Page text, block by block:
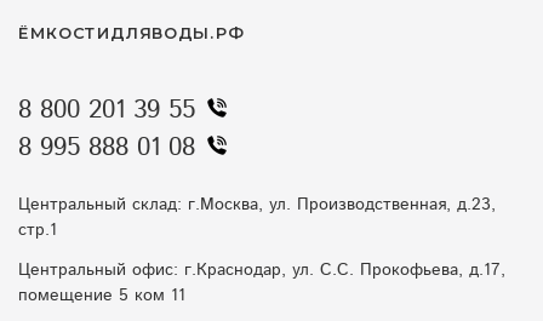
ЁМКОСТИДЛЯВОДЫ.РФ
8 800 201 39 55
8 995 888 01 08
Центральный склад: г.Москва, ул. Производственная, д.23,
стр.1
Центральный офис: г.Краснодар, ул. С.С. Прокофьева, д.17,
помещение 5 ком 11